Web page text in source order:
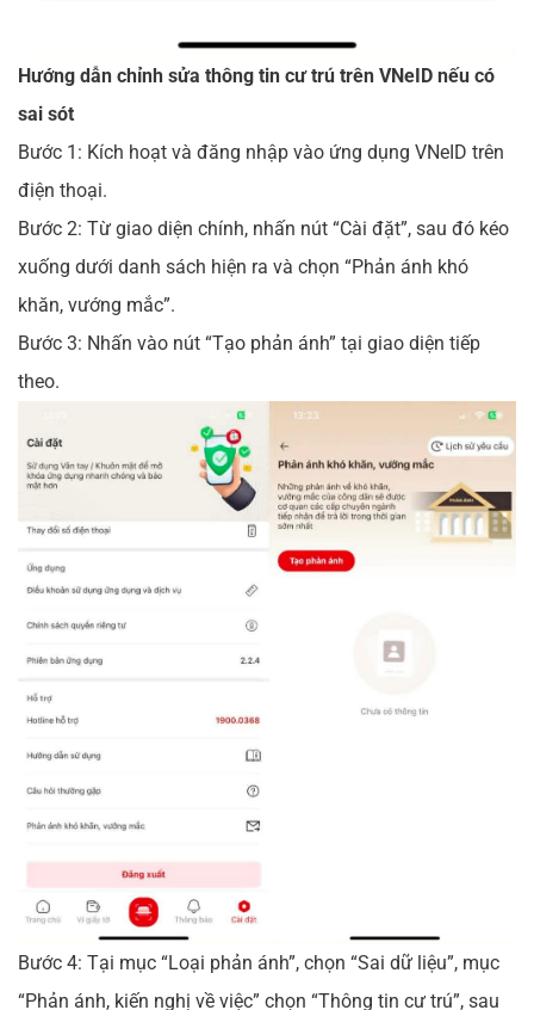
Hướng dẫn chỉnh sửa thông tin cư trú trên VNeID nếu có
sai sót
Bước 1: Kích hoạt và đăng nhập vào ứng dụng VNeID trên
điện thoại.
Bước 2: Từ giao diện chính, nhấn nút “Cài đặt”, sau đó kéo
xuống dưới danh sách hiện ra và chọn “Phản ánh khó
khăn, vướng mắc”.
Bước 3: Nhấn vào nút “Tạo phản ánh” tại giao diện tiếp
theo.
Bước 4: Tại mục “Loại phản ánh”, chọn “Sai dữ liệu”, mục
“Phản ánh, kiến nghị về việc” chọn “Thông tin cư trú”, sau